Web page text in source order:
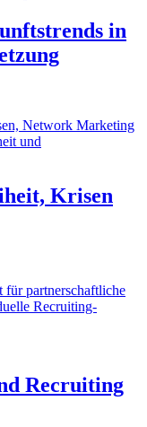
in
Krisen
Recruiting